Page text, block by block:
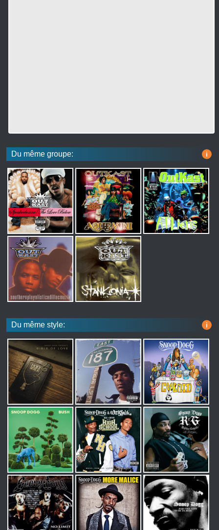
Du même groupe: i
Du même style: i